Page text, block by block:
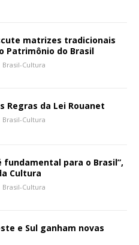
matrizes tradicionais
Patrimônio do Brasil
Brasil-Cultura
Regras da Lei Rouanet
Brasil-Cultura
fundamental para o Brasil”,
Cultura
Brasil-Cultura
e Sul ganham novas